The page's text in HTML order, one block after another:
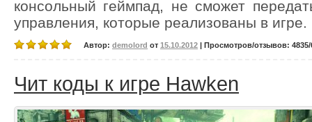
консольный геймпад, не сможет
управления, которые реализованы в игре.
Автор: demolord от 15.10.2012 | Просмотров/отзывов: 4835/
Чит коды к игре Hawken